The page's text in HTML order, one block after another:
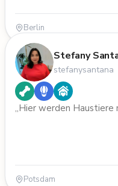
Berlin
Stefany
stefanysantana
„Hier werden
Potsdam